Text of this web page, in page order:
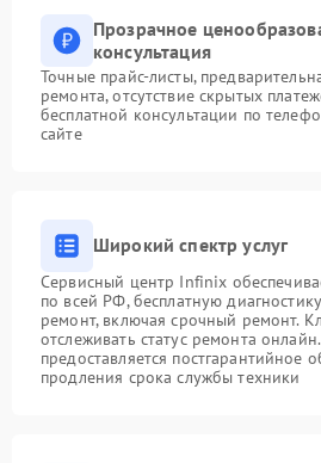
Прозрачное
консультация
Точные прайс-листы,
ремонта, отсутствие скрытых
бесплатной консультации по
сайте
Широкий спектр услуг
Сервисный центр Infinix
по всей РФ, бесплатную
ремонт, включая срочный ремонт.
отслеживать статус ремонта
предоставляется постгарантийное
продления срока службы техники